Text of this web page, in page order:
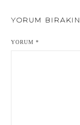
YORUM BIRAKIN
YORUM*